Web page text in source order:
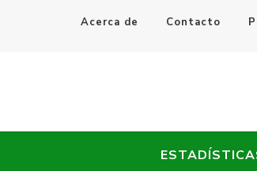
Acerca de Contacto
Every Fútbol